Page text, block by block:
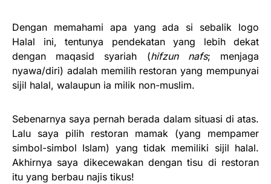
Dengan memahami apa yang ada si sebalik logo
Halal ini, tentunya pendekatan yang lebih dekat
dengan maqasid syariah (hifzun nafs; menjaga
nyawa/diri) adalah memilih restoran yang mempunyai
sijil halal, walaupun ia milik non-muslim.
Sebenarnya saya pernah berada dalam situasi di atas.
Lalu saya pilih restoran mamak (yang mempamer
simbol-simbol Islam) yang tidak memiliki sijil halal.
Akhirnya saya dikecewakan dengan tisu di restoran
itu yang berbau najis tikus!